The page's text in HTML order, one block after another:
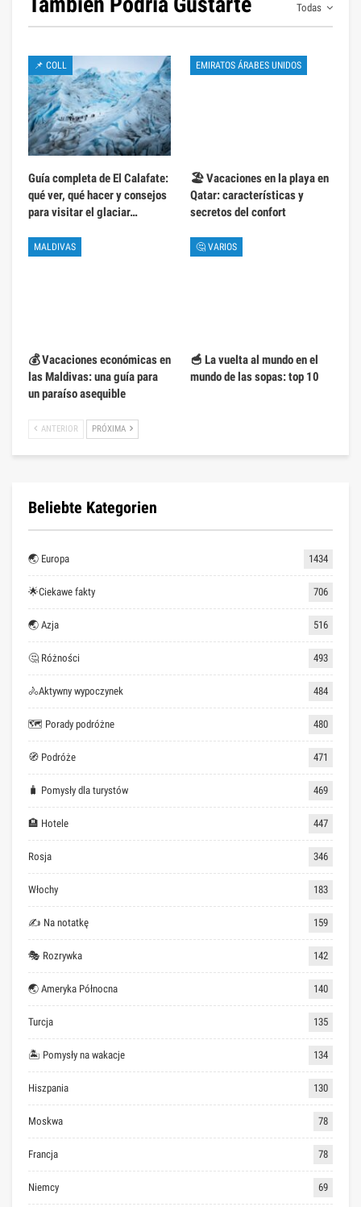
Todas
📌 COLL
Guía completa de El Calafate:
qué ver, qué hacer y consejos
para visitar el glaciar…
EMIRATOS ÁRABES UNIDOS
🏖️ Vacaciones en la playa en
Qatar: características y
secretos del confort
MALDIVAS
💰 Vacaciones económicas en
las Maldivas: una guía para
un paraíso asequible
🤔 VARIOS
🥣 La vuelta al mundo en el
mundo de las sopas: top 10
ANTERIOR PRÓXIMA
Beliebte Kategorien
🌏 Europa 1434
🌟Ciekawe fakty 706
🌏 Azja 516
🤔 Różności 493
🚴Aktywny wypoczynek 484
🗺 Porady podróżne 480
🧭 Podróże 471
🧳 Pomysły dla turystów 469
🏨 Hotele 447
Rosja 346
Włochy 183
✍ Na notatkę 159
🎭 Rozrywka 142
🌏 Ameryka Północna 140
Turcja 135
🏝 Pomysły na wakacje 134
Hiszpania 130
Moskwa 78
Francja 78
Niemcy 69